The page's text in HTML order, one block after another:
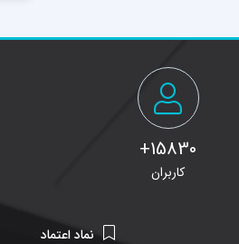
15830+
کاربران
نماد اعتماد